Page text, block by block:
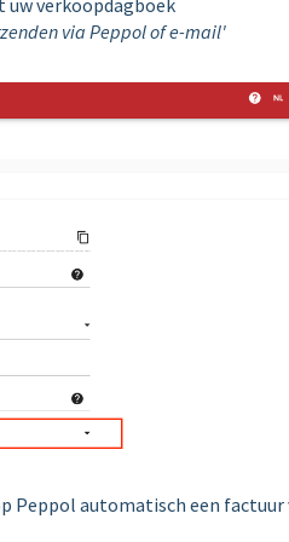
uw verkoopdagboek
via Peppol of e-mail'
Peppol automatisch een factuur